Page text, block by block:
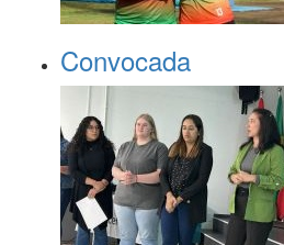
Convocada